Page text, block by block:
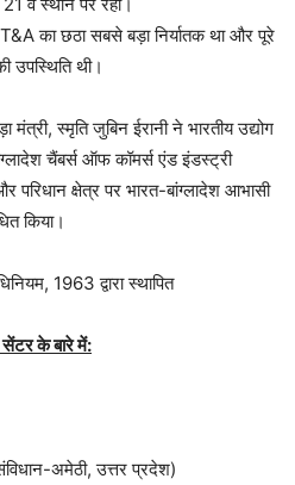
का छठा सबसे बड़ा निर्यातक था और पूरे
थी।
स्मृति जुबिन ईरानी ने भारतीय उद्योग
चैंबर्स ऑफ कॉमर्स एंड इंडस्ट्री
परिधान क्षेत्र पर भारत-बांग्लादेश आभासी
किया।
1963 द्वारा स्थापित
के बारे में:
अमेठी, उत्तर प्रदेश)